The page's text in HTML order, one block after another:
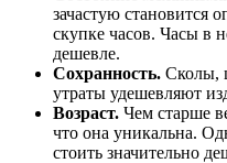
зачастую становится
скупке часов. Часы в
дешевле.
Сохранность. Сколы,
утраты удешевляют
Возраст. Чем старше
что она уникальна.
стоить значительно